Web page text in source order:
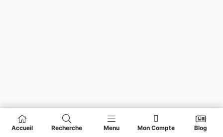
Accueil Recherche Menu Mon Compte Blog